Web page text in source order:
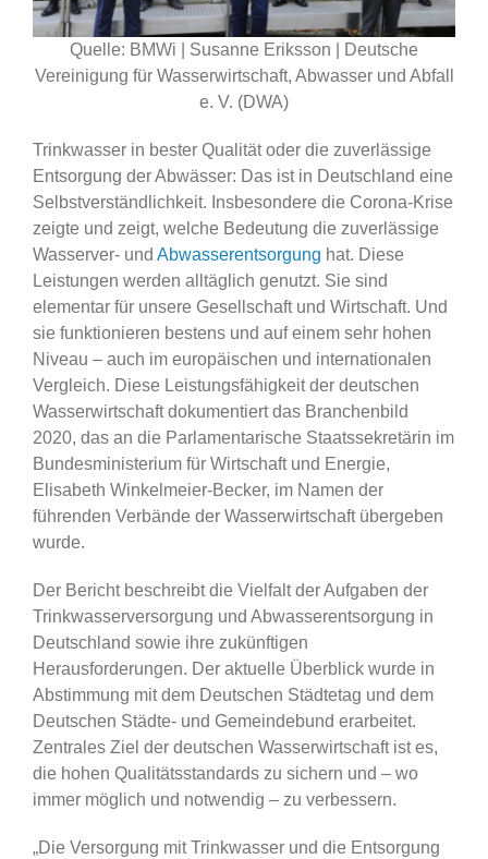
Quelle: BMWi | Susanne Eriksson | Deutsche
Vereinigung für Wasserwirtschaft, Abwasser und Abfall
e. V. (DWA)
Trinkwasser in bester Qualität oder die zuverlässige
Entsorgung der Abwässer: Das ist in Deutschland eine
Selbstverständlichkeit. Insbesondere die Corona-Krise
zeigte und zeigt, welche Bedeutung die zuverlässige
Wasserver- und Abwasserentsorgung hat. Diese
Leistungen werden alltäglich genutzt. Sie sind
elementar für unsere Gesellschaft und Wirtschaft. Und
sie funktionieren bestens und auf einem sehr hohen
Niveau – auch im europäischen und internationalen
Vergleich. Diese Leistungsfähigkeit der deutschen
Wasserwirtschaft dokumentiert das Branchenbild
2020, das an die Parlamentarische Staatssekretärin im
Bundesministerium für Wirtschaft und Energie,
Elisabeth Winkelmeier-Becker, im Namen der
führenden Verbände der Wasserwirtschaft übergeben
wurde.
Der Bericht beschreibt die Vielfalt der Aufgaben der
Trinkwasserversorgung und Abwasserentsorgung in
Deutschland sowie ihre zukünftigen
Herausforderungen. Der aktuelle Überblick wurde in
Abstimmung mit dem Deutschen Städtetag und dem
Deutschen Städte- und Gemeindebund erarbeitet.
Zentrales Ziel der deutschen Wasserwirtschaft ist es,
die hohen Qualitätsstandards zu sichern und – wo
immer möglich und notwendig – zu verbessern.
„Die Versorgung mit Trinkwasser und die Entsorgung